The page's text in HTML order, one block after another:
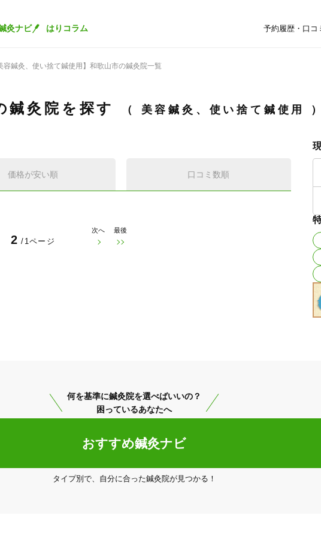
灸ナビ はりコラム 予約履歴・口コ
容鍼灸、使い捨て鍼使用】和歌山市の鍼灸院一覧
鍼灸院を探す 美容鍼灸、使い捨て鍼使用
価格が安い順 口コミ数順
2 /1ページ
次へ 最後
何を基準に鍼灸院を選べばいいの？
困っているあなたへ
おすすめ鍼灸ナビ
タイプ別で、自分に合った鍼灸院が見つかる！